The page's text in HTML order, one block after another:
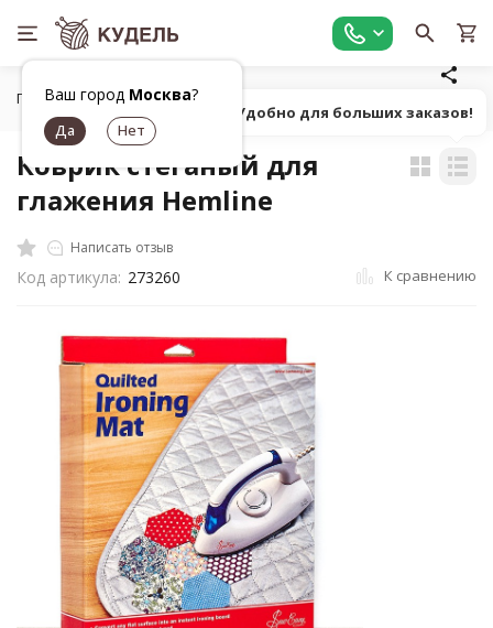
Ваш город Москва?
Главная Средства для ухода
Коврик стеганый для
глажения Hemline
Написать отзыв
Код артикула: 273260 К сравнению
Попробуй! Удобно для больших заказов!